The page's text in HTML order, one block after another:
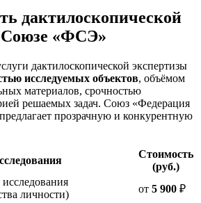
дактилоскопической
Союзе «ФСЭ»
дактилоскопической экспертизы
исследуемых объектов, объёмом
материалов, срочностью
решаемых задач. Союз «Федерация
прозрачную и конкурентную
Стоимость
(руб.)
личности)
от 5 900 ₽